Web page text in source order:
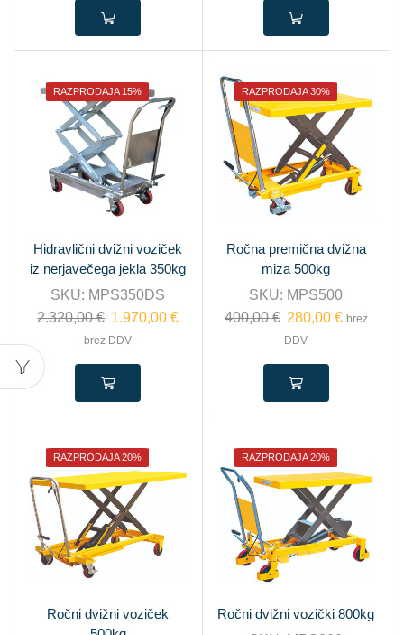
RAZPRODAJA 15%
Hidravlični dvižni voziček
iz nerjavečega jekla 350kg
SKU: MPS350DS
2.320,00€ 1.970,00€
brez DDV
RAZPRODAJA 30%
Ročna premična dvižna
miza 500kg
SKU: MPS500
400,00€ 280,00 € brez
DDV
RAZPRODAJA 20%
Ročni dvižni voziček
RAZPRODAJA 20%
Ročni dvižni vozički 800kg